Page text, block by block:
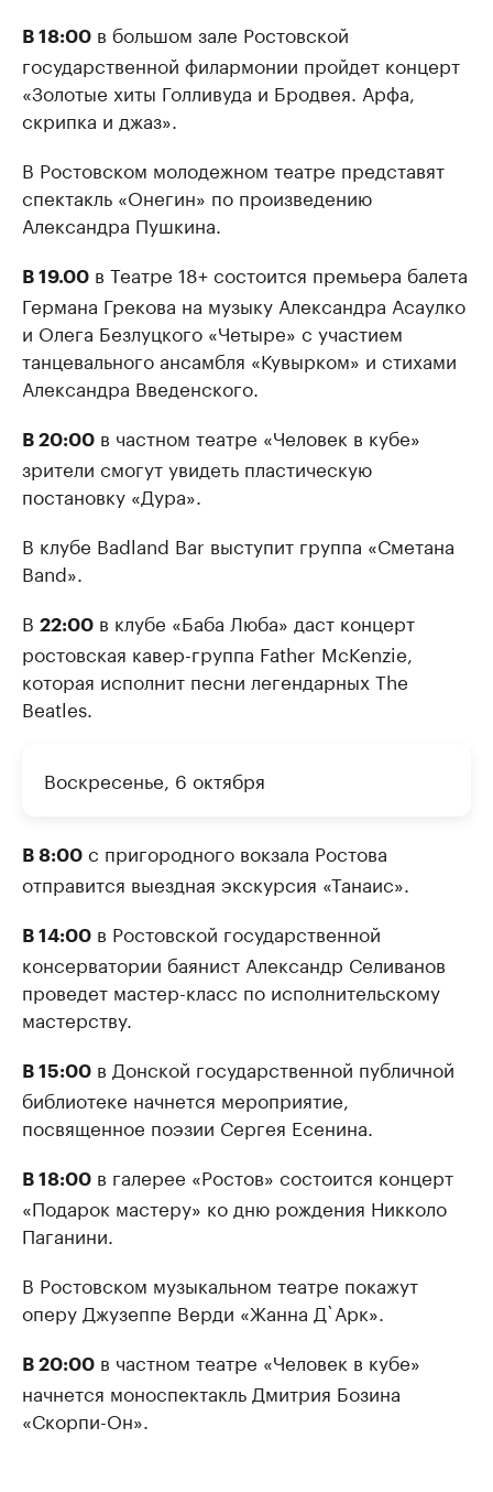
В 18:00 в большом зале Ростовской
государственной филармонии пройдет концерт
«Золотые хиты Голливуда и Бродвея. Арфа,
скрипка и джаз».
В Ростовском молодежном театре представят
спектакль «Онегин» по произведению
Александра Пушкина.
В 19.00 в Театре 18+ состоится премьера балета
Германа Грекова на музыку Александра Асаулко
и Олега Безлуцкого «Четыре» с участием
танцевального ансамбля «Кувырком» и стихами
Александра Введенского.
В 20:00 в частном театре «Человек в кубе»
зрители смогут увидеть пластическую
постановку «Дура».
В клубе Badland Bar выступит группа «Сметана
Band».
В 22:00 в клубе «Баба Люба» даст концерт
ростовская кавер-группа Father McKenzie,
которая исполнит песни легендарных The
Beatles.
Воскресенье, 6 октября
В 8:00 с пригородного вокзала Ростова
отправится выездная экскурсия «Танаис».
В 14:00 в Ростовской государственной
консерватории баянист Александр Селиванов
проведет мастер-класс по исполнительскому
мастерству.
В 15:00 в Донской государственной публичной
библиотеке начнется мероприятие,
посвященное поэзии Сергея Есенина.
В 18:00 в галерее «Ростов» состоится концерт
«Подарок мастеру» ко дню рождения Никколо
Паганини.
В Ростовском музыкальном театре покажут
оперу Джузеппе Верди «Жанна Д`Арк».
В 20:00 в частном театре «Человек в кубе»
начнется моноспектакль Дмитрия Бозина
«Скорпи-Он».